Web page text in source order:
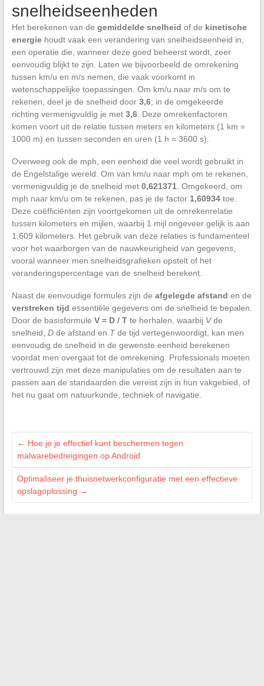
snelheidseenheden
Het berekenen van de gemiddelde snelheid of de kinetische
energiehoudt vaak een verandering van snelheidseenheid in,
een operatie die, wanneer deze goed beheerst wordt, zeer
eenvoudig blijkt te zijn. Laten we bijvoorbeeld de omrekening
tussen km/u en m/s nemen, die vaak voorkomt in
wetenschappelijke toepassingen. Om km/u naar m/s om te
rekenen, deel je de snelheid door 3,6; in de omgekeerde
richting vermenigvuldig je met 3,6. Deze omrekenfactoren
komen voort uit de relatie tussen meters en kilometers (1 km =
1000 m) en tussen seconden en uren (1 h = 3600 s).
Overweeg ook de mph, een eenheid die veel wordt gebruikt in
de Engelstalige wereld. Om van km/u naar mph om te rekenen,
vermenigvuldig je de snelheid met 0,621371 . Omgekeerd, om
mph naar km/u om te rekenen, pas je de factor 1,60934toe.
Deze coëfficiënten zijn voortgekomen uit de omrekenrelatie
tussen kilometers en mijlen, waarbij 1 mijl ongeveer gelijk is aan
1,609 kilometers. Het gebruik van deze relaties is fundamenteel
voor het waarborgen van de nauwkeurigheid van gegevens,
vooral wanneer men snelheidsgrafieken opstelt of het
veranderingspercentage van de snelheid berekent.
Naast de eenvoudige formules zijn de afgelegde afstand en de
verstreken tijd essentiële gegevens om de snelheid te bepalen.
Door de basisformule V = D / Tte herhalen, waarbij Vde
snelheid, Dde afstand en Tde tijd vertegenwoordigt, kan men
eenvoudig de snelheid in de gewenste eenheid berekenen
voordat men overgaat tot de omrekening. Professionals moeten
vertrouwd zijn met deze manipulaties om de resultaten aan te
passen aan de standaarden die vereist zijn in hun vakgebied, of
het nu gaat om natuurkunde, techniek of navigatie.
← Hoe je je effectief kunt beschermen tegen
malwarebedreigingen op Android
Optimaliseer je thuisnetwerkconfiguratie met een effectieve
opslagoplossing →